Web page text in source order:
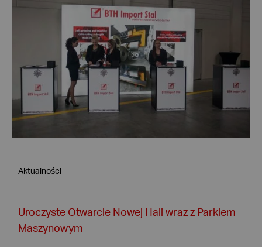
Aktualności
Uroczyste Otwarcie Nowej Hali wraz z Parkiem
Maszynowym